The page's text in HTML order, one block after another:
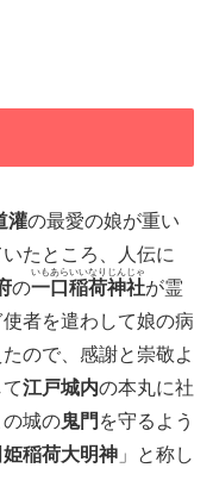
灌の最愛の娘が重い
たところ、人伝に
の一口稲荷神社
いもあらいいなりじんじゃ
が霊
者を遣わして娘の病
ので、感謝と崇敬よ
江戸城内の本丸に社
城の鬼門 を守るよう
姫稲荷大明神 」と称し